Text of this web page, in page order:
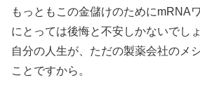
もっともこの金儲けのためにmRNA
にとっては後悔と不安しかないでしょ
自分の人生が、ただの製薬会社のメ
ことですから。